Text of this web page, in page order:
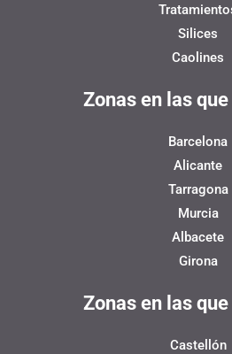
Silices
Caolines
Zonas en las
Barcelona
Alicante
Tarragona
Murcia
Albacete
Girona
Zonas en las
Castellón